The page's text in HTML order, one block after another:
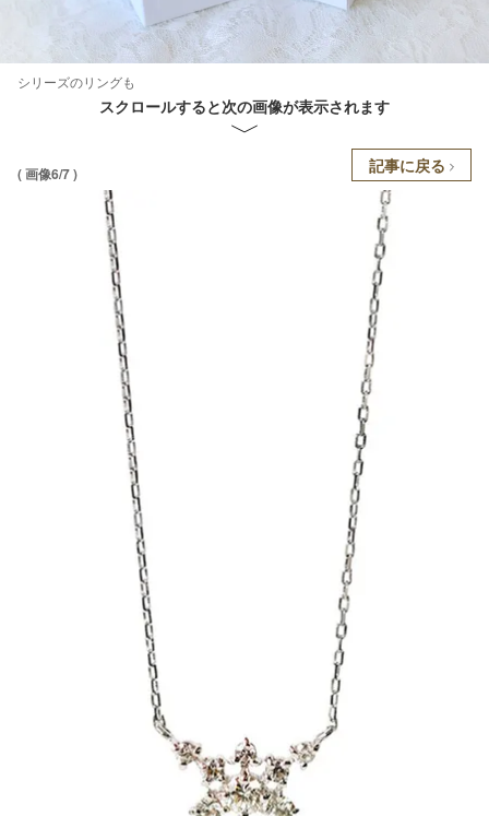
シリーズのリングも
スクロールすると次の画像が表示されます
( 画像6/7 ) 記事に戻る